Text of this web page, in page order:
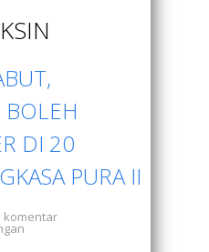
DI 20
PURA II
komentar